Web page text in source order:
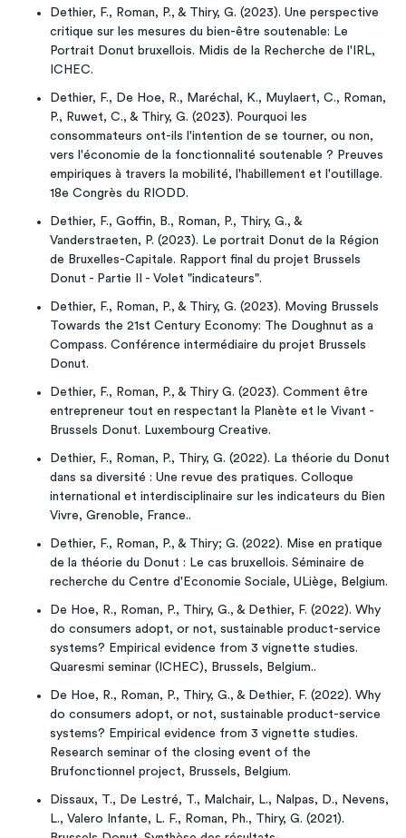
Dethier, F., Roman, P., & Thiry, G. (2023). Une perspective
critique sur les mesures du bien-être soutenable: Le
Portrait Donut bruxellois. Midis de la Recherche de l'IRL,
ICHEC.
Dethier, F., De Hoe, R., Maréchal, K., Muylaert, C., Roman,
P., Ruwet, C., & Thiry, G. (2023). Pourquoi les
consommateurs ont-ils l'intention de se tourner, ou non,
vers l'économie de la fonctionnalité soutenable ? Preuves
empiriques à travers la mobilité, l'habillement et l'outillage.
18e Congrès du RIODD.
Dethier, F., Goffin, B., Roman, P., Thiry, G., &
Vanderstraeten, P. (2023). Le portrait Donut de la Région
de Bruxelles-Capitale. Rapport final du projet Brussels
Donut - Partie II - Volet "indicateurs".
Dethier, F., Roman, P., & Thiry, G. (2023). Moving Brussels
Towards the 21st Century Economy: The Doughnut as a
Compass. Conférence intermédiaire du projet Brussels
Donut.
Dethier, F., Roman, P., & Thiry G. (2023). Comment être
entrepreneur tout en respectant la Planète et le Vivant -
Brussels Donut. Luxembourg Creative.
Dethier, F., Roman, P., Thiry, G. (2022). La théorie du Donut
dans sa diversité : Une revue des pratiques. Colloque
international et interdisciplinaire sur les indicateurs du Bien
Vivre, Grenoble, France..
Dethier, F., Roman, P., & Thiry; G. (2022). Mise en pratique
de la théorie du Donut : Le cas bruxellois. Séminaire de
recherche du Centre d'Economie Sociale, ULiège, Belgium.
De Hoe, R., Roman, P., Thiry, G., & Dethier, F. (2022). Why
do consumers adopt, or not, sustainable product-service
systems? Empirical evidence from 3 vignette studies.
Quaresmi seminar (ICHEC), Brussels, Belgium..
De Hoe, R., Roman, P., Thiry, G., & Dethier, F. (2022). Why
do consumers adopt, or not, sustainable product-service
systems? Empirical evidence from 3 vignette studies.
Research seminar of the closing event of the
Brufonctionnel project, Brussels, Belgium.
Dissaux, T., De Lestré, T., Malchair, L., Nalpas, D., Nevens,
L., Valero Infante, L. F., Roman, Ph., Thiry, G. (2021).